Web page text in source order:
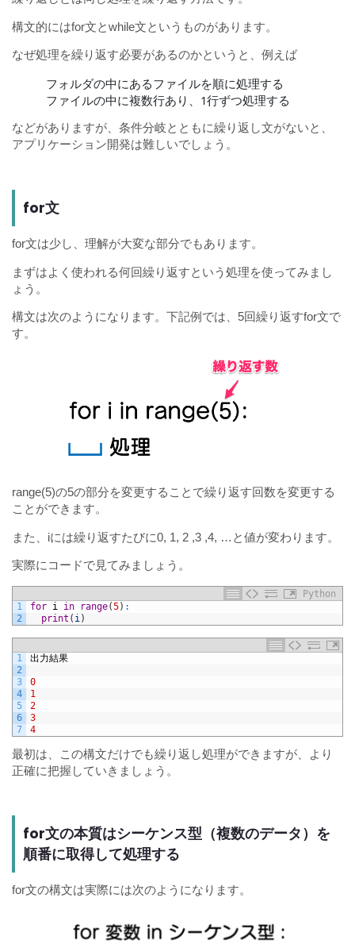
構文的にはfor文とwhile文というものがあります。
なぜ処理を繰り返す必要があるのかというと、例えば
フォルダの中にあるファイルを順に処理する
ファイルの中に複数行あり、1行ずつ処理する
などがありますが、条件分岐とともに繰り返し文がないと、
アプリケーション開発は難しいでしょう。
for文
for文は少し、理解が大変な部分でもあります。
まずはよく使われる何回繰り返すという処理を使ってみまし
ょう。
構文は次のようになります。下記例では、5回繰り返すfor文で
す。
range(5)の5の部分を変更することで繰り返す回数を変更する
ことができます。
また、iには繰り返すたびに0, 1, 2 ,3 ,4, …と値が変わります。
実際にコードで見てみましょう。
Python
1
2
for i in range(5) :
print ( i)
1
2
3
4
5
6
7
出力結果
0
1
2
3
4
最初は、この構文だけでも繰り返し処理ができますが、より
正確に把握していきましょう。
for文の本質はシーケンス型（複数のデータ）を
順番に取得して処理する
for文の構文は実際には次のようになります。